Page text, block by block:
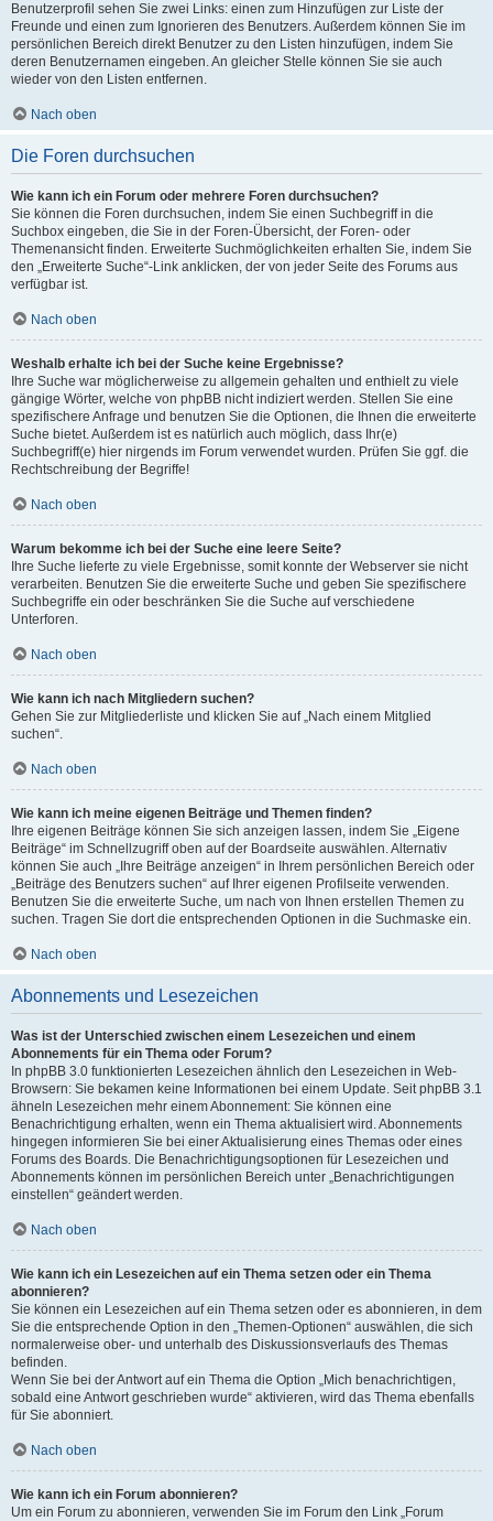
Benutzerprofil sehen Sie zwei Links: einen zum Hinzufügen zur Liste der
Freunde und einen zum Ignorieren des Benutzers. Außerdem können Sie im
persönlichen Bereich direkt Benutzer zu den Listen hinzufügen, indem Sie
deren Benutzernamen eingeben. An gleicher Stelle können Sie sie auch
wieder von den Listen entfernen.
Nach oben
Die Foren durchsuchen
Wie kann ich ein Forum oder mehrere Foren durchsuchen?
Sie können die Foren durchsuchen, indem Sie einen Suchbegriff in die
Suchbox eingeben, die Sie in der Foren-Übersicht, der Foren- oder
Themenansicht finden. Erweiterte Suchmöglichkeiten erhalten Sie, indem Sie
den „Erweiterte Suche“-Link anklicken, der von jeder Seite des Forums aus
verfügbar ist.
Nach oben
Weshalb erhalte ich bei der Suche keine Ergebnisse?
Ihre Suche war möglicherweise zu allgemein gehalten und enthielt zu viele
gängige Wörter, welche von phpBB nicht indiziert werden. Stellen Sie eine
spezifischere Anfrage und benutzen Sie die Optionen, die Ihnen die erweiterte
Suche bietet. Außerdem ist es natürlich auch möglich, dass Ihr(e)
Suchbegriff(e) hier nirgends im Forum verwendet wurden. Prüfen Sie ggf. die
Rechtschreibung der Begriffe!
Nach oben
Warum bekomme ich bei der Suche eine leere Seite?
Ihre Suche lieferte zu viele Ergebnisse, somit konnte der Webserver sie nicht
verarbeiten. Benutzen Sie die erweiterte Suche und geben Sie spezifischere
Suchbegriffe ein oder beschränken Sie die Suche auf verschiedene
Unterforen.
Nach oben
Wie kann ich nach Mitgliedern suchen?
Gehen Sie zur Mitgliederliste und klicken Sie auf „Nach einem Mitglied
suchen“.
Nach oben
Wie kann ich meine eigenen Beiträge und Themen finden?
Ihre eigenen Beiträge können Sie sich anzeigen lassen, indem Sie „Eigene
Beiträge“ im Schnellzugriff oben auf der Boardseite auswählen. Alternativ
können Sie auch „Ihre Beiträge anzeigen“ in Ihrem persönlichen Bereich oder
„Beiträge des Benutzers suchen“ auf Ihrer eigenen Profilseite verwenden.
Benutzen Sie die erweiterte Suche, um nach von Ihnen erstellen Themen zu
suchen. Tragen Sie dort die entsprechenden Optionen in die Suchmaske ein.
Nach oben
Abonnements und Lesezeichen
Was ist der Unterschied zwischen einem Lesezeichen und einem
Abonnements für ein Thema oder Forum?
In phpBB 3.0 funktionierten Lesezeichen ähnlich den Lesezeichen in Web-
Browsern: Sie bekamen keine Informationen bei einem Update. Seit phpBB 3.1
ähneln Lesezeichen mehr einem Abonnement: Sie können eine
Benachrichtigung erhalten, wenn ein Thema aktualisiert wird. Abonnements
hingegen informieren Sie bei einer Aktualisierung eines Themas oder eines
Forums des Boards. Die Benachrichtigungsoptionen für Lesezeichen und
Abonnements können im persönlichen Bereich unter „Benachrichtigungen
einstellen“ geändert werden.
Nach oben
Wie kann ich ein Lesezeichen auf ein Thema setzen oder ein Thema
abonnieren?
Sie können ein Lesezeichen auf ein Thema setzen oder es abonnieren, in dem
Sie die entsprechende Option in den „Themen-Optionen“ auswählen, die sich
normalerweise ober- und unterhalb des Diskussionsverlaufs des Themas
befinden.
Wenn Sie bei der Antwort auf ein Thema die Option „Mich benachrichtigen,
sobald eine Antwort geschrieben wurde“ aktivieren, wird das Thema ebenfalls
für Sie abonniert.
Nach oben
Wie kann ich ein Forum abonnieren?
Um ein Forum zu abonnieren, verwenden Sie im Forum den Link „Forum